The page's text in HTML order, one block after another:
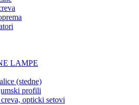
LAMPE
(stedne)
profili
opticki setovi